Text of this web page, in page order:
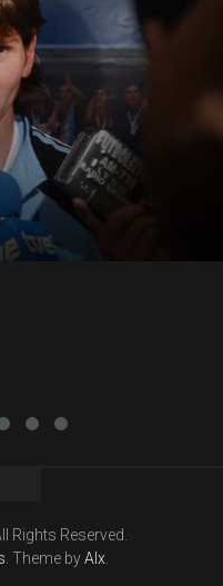
Rights Reserved.
. Theme byAlx